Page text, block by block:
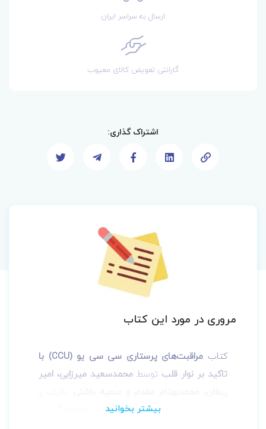
ارسال به سراسر ایران
گارانتی تعویض کالای معیوب
اشتراک گذاری:
مروری در مورد این کتاب
کتاب
مراقبت‌های پرستاری سی سی یو (CCU) با
تاکید بر نوار قلب توسط محمدسعید میرزایی، امیر
گردآوری شده که توسط انتشارات